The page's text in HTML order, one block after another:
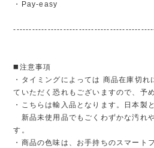
・Pay-easy
◼️注意事項
・タイミングによっては 商品在庫切
ていただく恐れもございますので、予
・こちらは輸入品となります。日本製
新品未使用品でもごくわずかな汚れ
す。
・商品の色味は、お手持ちのスマート